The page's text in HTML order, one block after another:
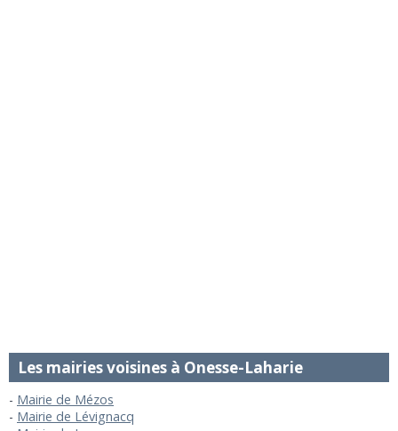
Les mairies voisines à Onesse-Laharie
Mairie de Mézos
Mairie de Lévignacq